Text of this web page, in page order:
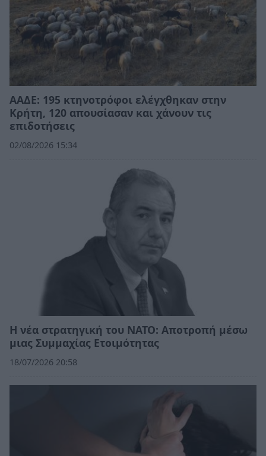
ΑΑΔΕ: 195 κτηνοτρόφοι ελέγχθηκαν στην
Κρήτη, 120 απουσίασαν και χάνουν τις
επιδοτήσεις
02/08/2026 15:34
Η νέα στρατηγική του ΝΑΤΟ: Αποτροπή μέσω
μιας Συμμαχίας Ετοιμότητας
18/07/2026 20:58